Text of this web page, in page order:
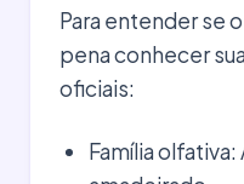
Para entender se
pena conhecer
oficiais:
Família